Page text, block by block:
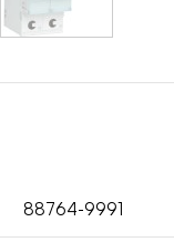
88764-9991